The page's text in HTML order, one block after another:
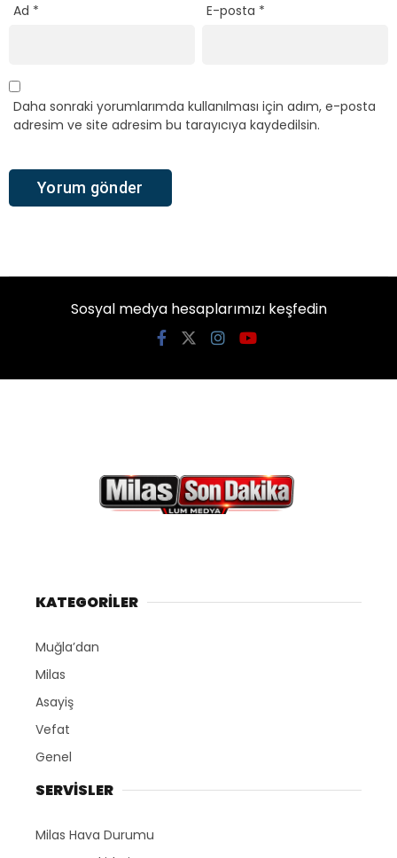
Ad * E-posta *
Daha sonraki yorumlarımda kullanılması için adım, e-posta
adresim ve site adresim bu tarayıcıya kaydedilsin.
Sosyal medya hesaplarımızı keşfedin
KATEGORİLER
Muğla’dan
Milas
Asayiş
Vefat
Genel
SERVİSLER
Milas Hava Durumu